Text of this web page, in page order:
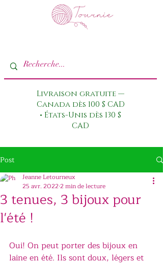
Livraison gratuite —
Canada dès 100 $ CAD
• États-Unis dès 130 $
CAD
Post
3 tenues, 3 bijoux pour
l'été !
Jeanne Letourneux
25 avr. 20222 min de lecture
Oui! On peut porter des bijoux en
laine en été. Ils sont doux, légers et